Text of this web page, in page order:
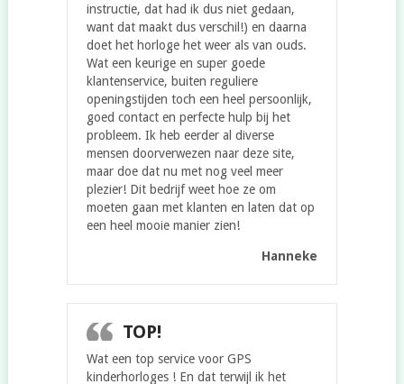
instructie, dat had ik dus niet gedaan,
want dat maakt dus verschil!) en daarna
doet het horloge het weer als van ouds.
Wat een keurige en super goede
klantenservice, buiten reguliere
openingstijden toch een heel persoonlijk,
goed contact en perfecte hulp bij het
probleem. Ik heb eerder al diverse
mensen doorverwezen naar deze site,
maar doe dat nu met nog veel meer
plezier! Dit bedrijf weet hoe ze om
moeten gaan met klanten en laten dat op
een heel mooie manier zien!
Hanneke
TOP!
Wat een top service voor GPS
kinderhorloges ! En dat terwijl ik het